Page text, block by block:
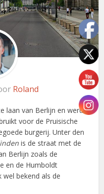
Roland
laan van Berlijn en werd
voor de Pruisische
burgerij. Unter den
is de straat met de
Berlijn zoals de
en de Humboldt
bekend als de